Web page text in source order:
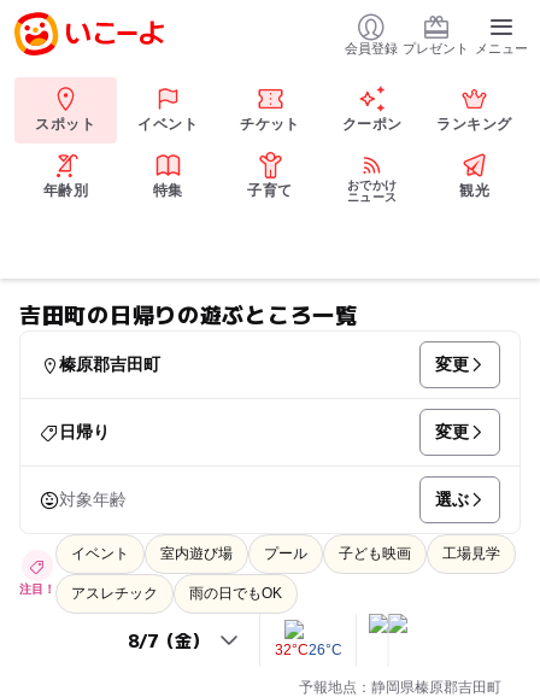
会員登録 プレゼント メニュー
スポット イベント チケット クーポン ランキング
年齢別 特集 子育て
おでかけ
ニュース
観光
吉田町の日帰りの遊ぶところ一覧
榛原郡吉田町 変更
日帰り 変更
対象年齢 選ぶ
注目！
イベント 室内遊び場 プール 子ども映画 工場見学
アスレチック 雨の日でもOK
32°C26°C
予報地点：静岡県榛原郡吉田町